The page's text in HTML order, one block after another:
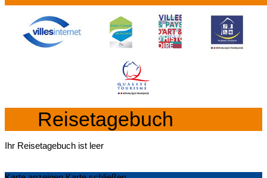
Reisetagebuch
Ihr Reisetagebuch ist leer